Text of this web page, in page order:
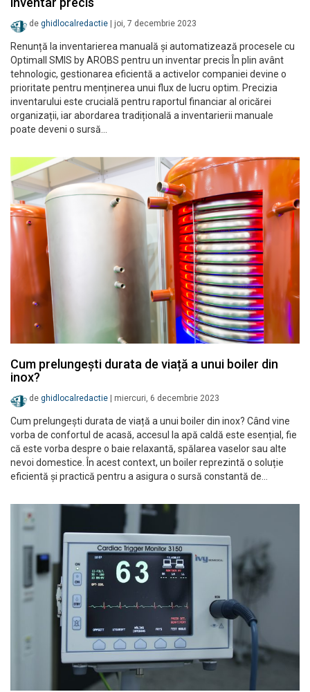
de ghidlocalredactie joi, 7 decembrie 2023
Renunță la inventarierea manuală și automatizează procesele cu
Optimall SMIS by AROBS pentru un inventar precis În plin avânt
tehnologic, gestionarea eficientă a activelor companiei devine o
prioritate pentru menținerea unui flux de lucru optim. Precizia
inventarului este crucială pentru raportul financiar al oricărei
organizații, iar abordarea tradițională a inventarierii manuale
poate deveni o sursă…
Cum prelungești durata de viață a unui boiler din
inox?
de ghidlocalredactie miercuri, 6 decembrie 2023
Cum prelungești durata de viață a unui boiler din inox? Când vine
vorba de confortul de acasă, accesul la apă caldă este esențial, fie
că este vorba despre o baie relaxantă, spălarea vaselor sau alte
nevoi domestice. În acest context, un boiler reprezintă o soluție
eficientă și practică pentru a asigura o sursă constantă de…